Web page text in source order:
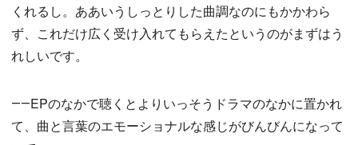
くれるし。ああいうしっとりした曲調なのにもかかわら
ず、これだけ広く受け入れてもらえたというのがまずはう
れしいです。
――EPのなかで聴くとよりいっそうドラマのなかに置かれ
て、曲と言葉のエモーショナルな感じがびんびんになって